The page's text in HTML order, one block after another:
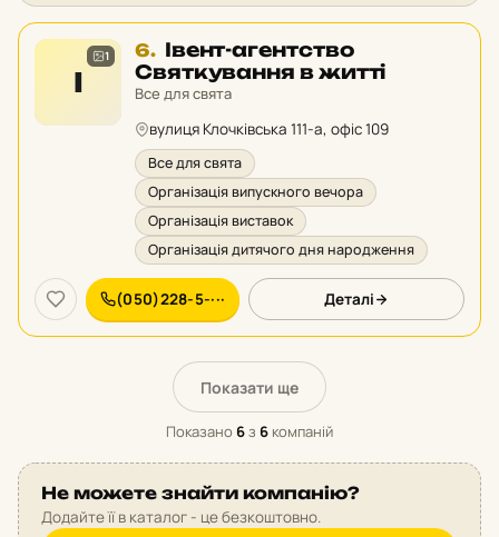
І
1 6. Місце
6
у
Івент-агентство
Святкування в житті
Все для свята
вулиця Клочківська 111-а, офіс 109
Все для свята
Організація випускного вечора
Організація виставок
Організація дитячого дня народження
(050)228-5-··· Деталі
Показати ще
Показано 6з 6 компаній
Не можете знайти компанію?
Додайте її в каталог - це безкоштовно.